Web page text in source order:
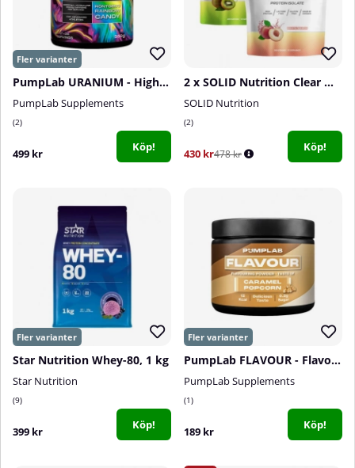
PumpLab URANIUM - High Dose PWO, 550 g
PumpLab Supplements
2
499 kr Köp!
2 x SOLID Nutrition Clear Whey, 300 g
SOLID Nutrition
2
430 kr478 kr
Köp!
Star Nutrition Whey-80, 1 kg
Star Nutrition
9
399 kr Köp!
PumpLab FLAVOUR - Flavouring Powder, 60 serv.
PumpLab Supplements
1
189 kr Köp!